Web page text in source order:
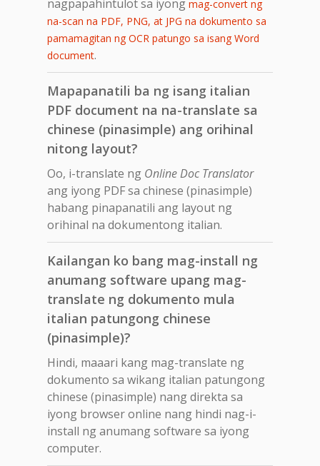
nagpapahintulot sa iyong mag-convert ng
na-scan na PDF, PNG, at JPG na dokumento sa
pamamagitan ng OCR patungo sa isang Word
document.
Mapapanatili ba ng isang italian
PDF document na na-translate sa
chinese (pinasimple) ang orihinal
nitong layout?
Oo, i-translate ng Online Doc Translator
ang iyong PDF sa chinese (pinasimple)
habang pinapanatili ang layout ng
orihinal na dokumentong italian.
Kailangan ko bang mag-install ng
anumang software upang mag-
translate ng dokumento mula
italian patungong chinese
(pinasimple)?
Hindi, maaari kang mag-translate ng
dokumento sa wikang italian patungong
chinese (pinasimple) nang direkta sa
iyong browser online nang hindi nag-i-
install ng anumang software sa iyong
computer.